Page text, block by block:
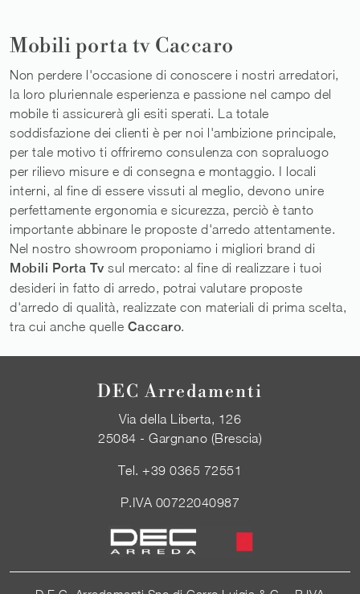
Mobili porta tv Caccaro
Non perdere l'occasione di conoscere i nostri arredatori,
la loro pluriennale esperienza e passione nel campo del
mobile ti assicurerà gli esiti sperati. La totale
soddisfazione dei clienti è per noi l'ambizione principale,
per tale motivo ti offriremo consulenza con sopraluogo
per rilievo misure e di consegna e montaggio. I locali
interni, al fine di essere vissuti al meglio, devono unire
perfettamente ergonomia e sicurezza, perciò è tanto
importante abbinare le proposte d'arredo attentamente.
Nel nostro showroom proponiamo i migliori brand di
Mobili Porta Tv sul mercato: al fine di realizzare i tuoi
desideri in fatto di arredo, potrai valutare proposte
d'arredo di qualità, realizzate con materiali di prima scelta,
tra cui anche quelle Caccaro.
DEC Arredamenti
Via della Liberta, 126
25084 - Gargnano (Brescia)
Tel.+39 0365 72551
P.IVA 00722040987